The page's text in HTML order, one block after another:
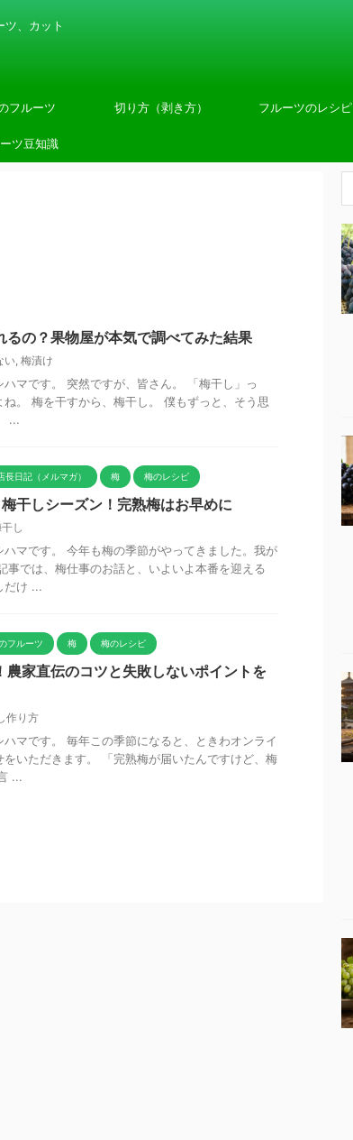
、カット
フルーツ 切り方（剥き方） フルーツのレシピ
ツ豆知識
の？果物屋が本気で調べてみた結果
い, 梅漬け
マです。 突然ですが、皆さん。 「梅干し」っ
。 梅を干すから、梅干し。 僕もずっと、そう思
...
長日記（メルマガ） 梅 梅のレシピ
干しシーズン！完熟梅はお早めに
し
マです。 今年も梅の季節がやってきました。我が
事では、梅仕事のお話と、いよいよ本番を迎える
だけ ...
フルーツ 梅 梅のレシピ
家直伝のコツと失敗しないポイントを
作り方
マです。 毎年この季節になると、ときわオンライ
いただきます。 「完熟梅が届いたんですけど、梅
...